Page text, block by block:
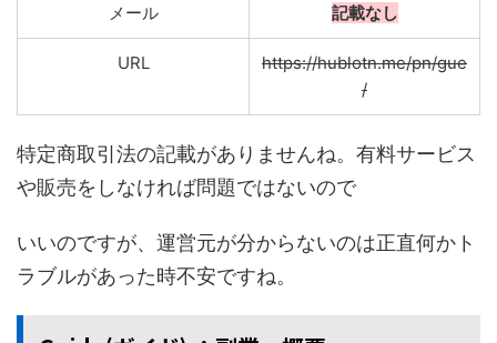
メール 記載なし
URL
https://hublotn.me/pn/gue
/
特定商取引法の記載がありませんね。有料サービス
や販売をしなければ問題ではないので
いいのですが、運営元が分からないのは正直何かト
ラブルがあった時不安ですね。